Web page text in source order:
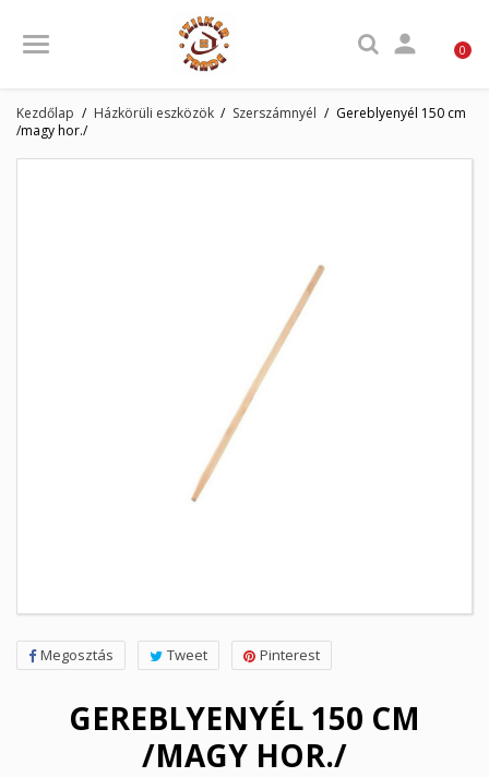
 0
Kezdőlap Házkörüli eszközök Szerszámnyél
Gereblyenyél 150 cm
/magy hor./
Megosztás Tweet Pinterest
GEREBLYENYÉL 150 CM
/MAGY HOR./